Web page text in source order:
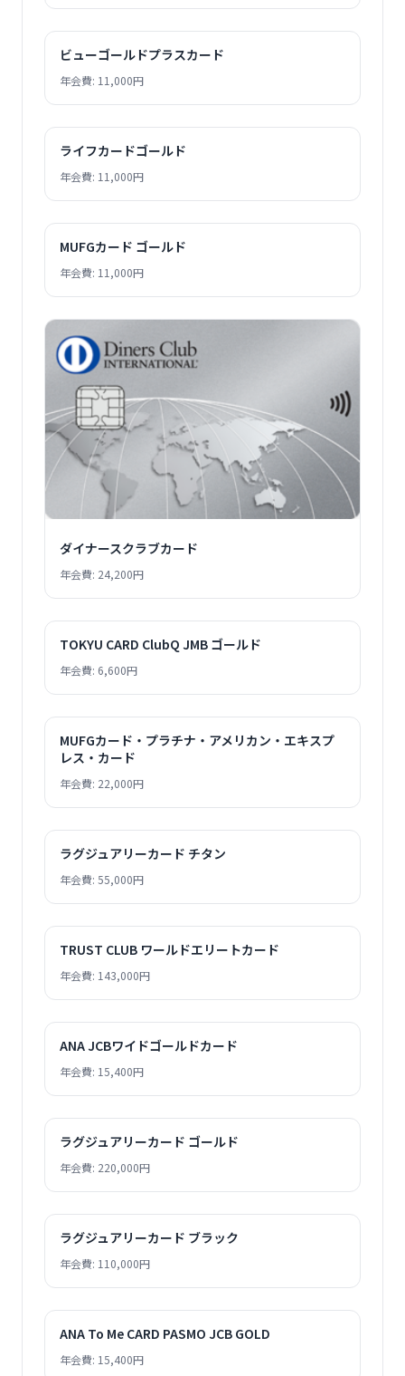
ビューゴールドプラスカード
年会費: 11,000円
ライフカードゴールド
年会費: 11,000円
MUFGカード ゴールド
年会費: 11,000円
ダイナースクラブカード
年会費: 24,200円
TOKYU CARD ClubQ JMB ゴールド
年会費: 6,600円
MUFGカード・プラチナ・アメリカン・エキスプ
レス・カード
年会費: 22,000円
ラグジュアリーカード チタン
年会費: 55,000円
TRUST CLUB ワールドエリートカード
年会費: 143,000円
ANA JCBワイドゴールドカード
年会費: 15,400円
ラグジュアリーカード ゴールド
年会費: 220,000円
ラグジュアリーカード ブラック
年会費: 110,000円
ANA To Me CARD PASMO JCB GOLD
年会費: 15,400円